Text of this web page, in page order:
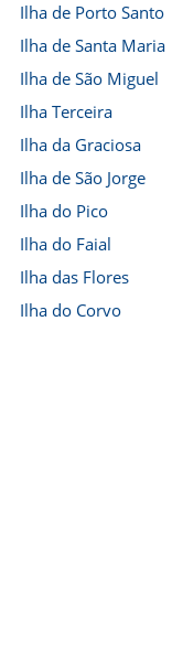
Ilha de Porto Santo
Ilha de Santa Maria
Ilha de São Miguel
Ilha Terceira
Ilha da Graciosa
Ilha de São Jorge
Ilha do Pico
Ilha do Faial
Ilha das Flores
Ilha do Corvo